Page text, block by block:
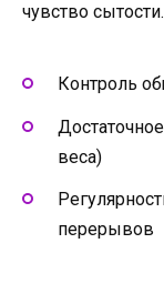
чувство сытости.
Контроль
веса)
перерывов